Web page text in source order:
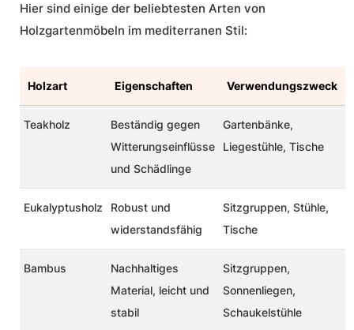
Hier sind einige der beliebtesten Arten von
Holzgartenmöbeln im mediterranen Stil:
Holzart Eigenschaften Verwendungszweck
Teakholz
Beständig gegen
Witterungseinflüsse
und Schädlinge
Gartenbänke,
Liegestühle, Tische
Eukalyptusholz
Robust und
widerstandsfähig
Sitzgruppen, Stühle,
Tische
Bambus
Nachhaltiges
Material, leicht und
stabil
Sitzgruppen,
Sonnenliegen,
Schaukelstühle